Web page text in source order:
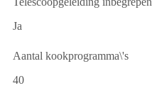
Ja
Aantal kookprogramma\'s
40